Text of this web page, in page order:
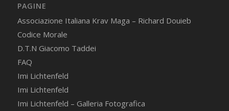
PAGINE
Associazione Italiana Krav Maga – Richard Douieb
Codice Morale
D.T.N Giacomo Taddei
FAQ
Imi Lichtenfeld
Imi Lichtenfeld
Imi Lichtenfeld – Galleria Fotografica